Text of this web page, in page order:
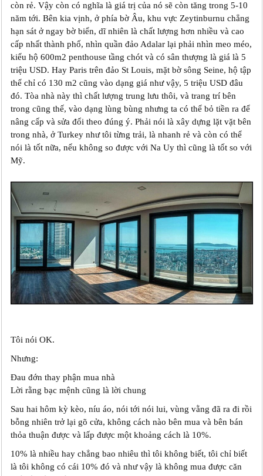
còn rẻ. Vậy còn có nghĩa là giá trị của nó sẽ còn tăng trong 5-10
năm tới. Bên kia vịnh, ở phía bờ Âu, khu vực Zeytinburnu chẳng
hạn sát ở ngay bờ biển, dĩ nhiên là chất lượng hơn nhiều và cao
cấp nhất thành phố, nhìn quần đảo Adalar lại phải nhìn meo méo,
kiểu hộ 600m2 penthouse tầng chót và có sân thượng là giá là 5
triệu USD. Hay Paris trên đảo St Louis, mặt bờ sông Seine, hộ tập
thể chỉ có 130 m2 cũng vào dạng giá như vậy, 5 triệu USD đâu
đó. Tòa nhà này thì chất lượng trung lưu thôi, và trang trí bên
trong cũng thế, vào dạng lùng bùng nhưng ta có thể bỏ tiền ra để
nâng cấp và sửa đổi theo đúng ý. Phải nói là xây dựng lặt vặt bên
trong nhà, ở Turkey như tôi từng trải, là nhanh rẻ và còn có thể
nói là tốt nữa, nếu không so được với Na Uy thì cũng là tốt so với
Mỹ.
Tôi nói OK.
Nhưng:
Đau đớn thay phận mua nhà
Lời rằng bạc mệnh cũng là lời chung
Sau hai hôm kỳ kèo, níu áo, nói tới nói lui, vùng vằng đã ra đi rồi
bỗng nhiên trở lại gõ cửa, không cách nào bên mua và bên bán
thỏa thuận được và lấp được một khoảng cách là 10%.
10% là nhiều hay chẳng bao nhiêu thì tôi không biết, tôi chỉ biết
là tôi không có cái 10% đó và như vậy là không mua được căn